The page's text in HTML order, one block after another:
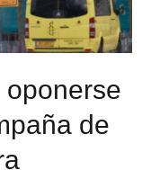
de